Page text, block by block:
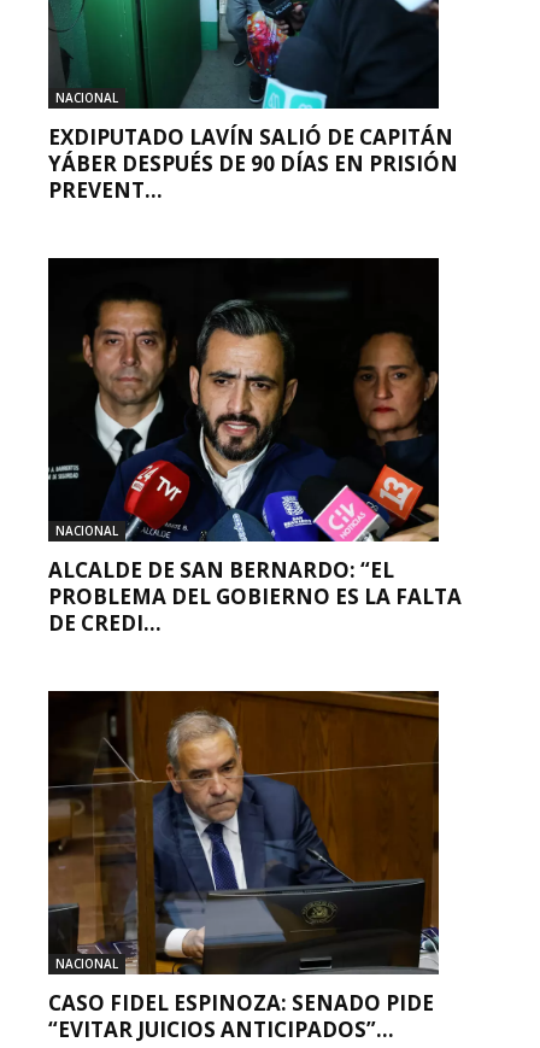
NACIONAL
EXDIPUTADO LAVÍN SALIÓ DE CAPITÁN
YÁBER DESPUÉS DE 90 DÍAS EN PRISIÓN
PREVENT...
NACIONAL
ALCALDE DE SAN BERNARDO: “EL
PROBLEMA DEL GOBIERNO ES LA FALTA
DE CREDI...
NACIONAL
CASO FIDEL ESPINOZA: SENADO PIDE
“EVITAR JUICIOS ANTICIPADOS”...